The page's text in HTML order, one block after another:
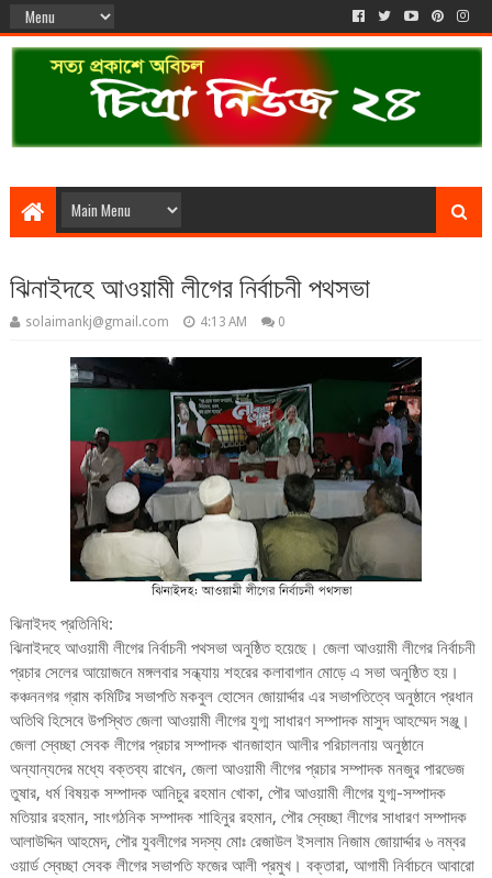
ঝিনাইদহে আওয়ামী লীগের নির্বাচনী পথসভা
solaimankj@gmail.com 4:13 AM 0
ঝিনাইদহ প্রতিনিধি:
ঝিনাইদহে আওয়ামী লীগের নির্বাচনী পথসভা অনুষ্ঠিত হয়েছে। জেলা আওয়ামী লীগের নির্বাচনী
প্রচার সেলের আয়োজনে মঙ্গলবার সন্ধ্যায় শহরের কলাবাগান মোড়ে এ সভা অনুষ্ঠিত হয়।
কঞ্চননগর গ্রাম কমিটির সভাপতি মকবুল হোসেন জোয়ার্দ্দার এর সভাপতিত্বে অনুষ্ঠানে প্রধান
অতিথি হিসেবে উপস্থিত জেলা আওয়ামী লীগের যুগ্ম সাধারণ সম্পাদক মাসুদ আহম্মেদ সঞ্জু।
জেলা স্বেচ্ছা সেবক লীগের প্রচার সম্পাদক খানজাহান আলীর পরিচালনায় অনুষ্ঠানে
অন্যান্যদের মধ্যে বক্তব্য রাখেন, জেলা আওয়ামী লীগের প্রচার সম্পাদক মনজুর পারভেজ
তুষার, ধর্ম বিষয়ক সম্পাদক আনিচুর রহমান খোকা, পৌর আওয়ামী লীগের যুগ্ম-সম্পাদক
মতিয়ার রহমান, সাংগঠনিক সম্পাদক শাহিনুর রহমান, পৌর স্বেচ্ছা লীগের সাধারণ সম্পাদক
আলাউদ্দিন আহমেদ, পৌর যুবলীগের সদস্য মোঃ রেজাউল ইসলাম নিজাম জোয়ার্দ্দার ৬ নম্বর
ওয়ার্ড স্বেচ্ছা সেবক লীগের সভাপতি ফজের আলী প্রমুখ। বক্তারা, আগামী নির্বাচনে আবারো